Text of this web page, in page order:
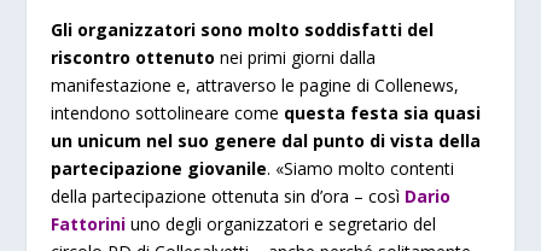
Gli organizzatori sono molto soddisfatti del
riscontro ottenuto nei primi giorni dalla
manifestazione e, attraverso le pagine di Collenews,
intendono sottolineare come questa festa sia quasi
un unicum nel suo genere dal punto di vista della
partecipazione giovanile. «Siamo molto contenti
della partecipazione ottenuta sin d’ora – così Dario
Fattorini uno degli organizzatori e segretario del